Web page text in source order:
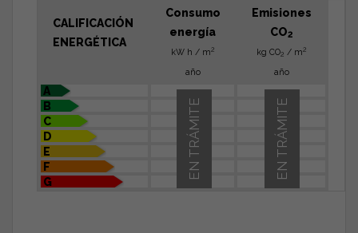
CALIFICACIÓN
ENERGÉTICA
Consumo
energía
kW h / m2
año
Emisiones
CO2
kg CO2 / m2
año
A
B
C
D
E
F
G
EN TRÁMITE
EN TRÁMITE